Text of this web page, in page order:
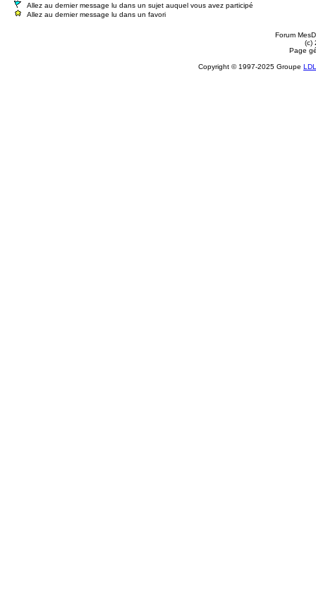
Allez au dernier message lu dans un sujet auquel vous avez participé
Allez au dernier message lu dans un favori
Forum
(c)
Page
Copyright © 1997-2025 Groupe